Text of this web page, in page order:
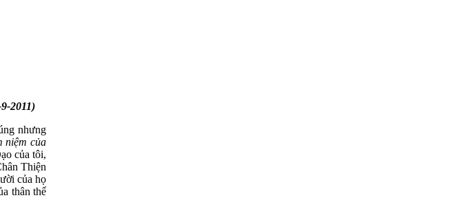
2011)
nhưng
niệm của
của tôi,
Thiện
của họ
thân thể